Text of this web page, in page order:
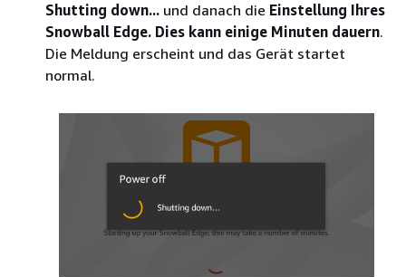
Shutting down... und danach die Einstellung Ihres
Snowball Edge. Dies kann einige Minuten dauern.
Die Meldung erscheint und das Gerät startet
normal.